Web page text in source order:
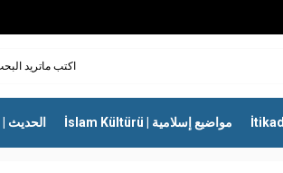
Hadis | الحديث İslam Kültürü | مواضيع إسلامية